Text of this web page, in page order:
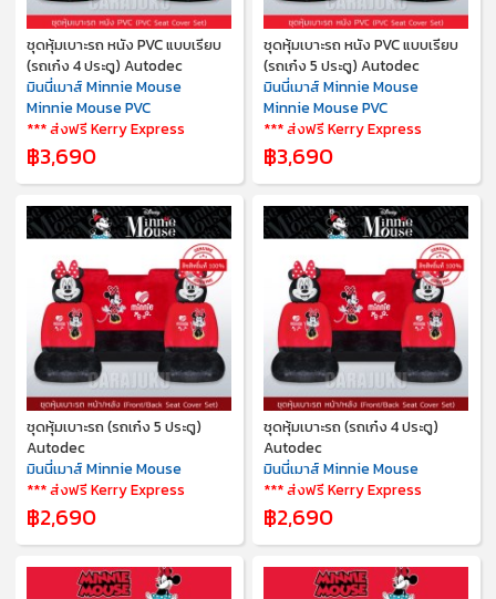
ชุดหุ้มเบาะรถ หนัง PVC แบบเรียบ
(รถเก๋ง 4 ประตู) Autodec
มินนี่เมาส์ Minnie Mouse
Minnie Mouse PVC
*** ส่งฟรี Kerry Express
฿3,690
ชุดหุ้มเบาะรถ หนัง PVC แบบเรียบ
(รถเก๋ง 5 ประตู) Autodec
มินนี่เมาส์ Minnie Mouse
Minnie Mouse PVC
*** ส่งฟรี Kerry Express
฿3,690
ชุดหุ้มเบาะรถ (รถเก๋ง 5 ประตู)
Autodec
มินนี่เมาส์ Minnie Mouse
*** ส่งฟรี Kerry Express
฿2,690
ชุดหุ้มเบาะรถ (รถเก๋ง 4 ประตู)
Autodec
มินนี่เมาส์ Minnie Mouse
*** ส่งฟรี Kerry Express
฿2,690